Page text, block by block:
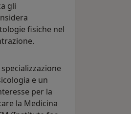
gli
fisiche nel
e un
per la
la Medicina